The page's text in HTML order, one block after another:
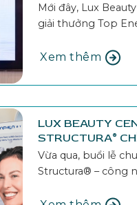
Mới đây, Lux
giải thưởng Top
Xem thêm
LUX BEAUTY
STRUCTURA®
Vừa qua, buổi lễ
Structura® – công